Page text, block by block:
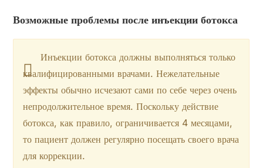
Возможные проблемы после инъекции ботокса
Инъекции ботокса должны выполняться только
квалифицированными врачами. Нежелательные
эффекты обычно исчезают сами по себе через очень
непродолжительное время. Поскольку действие
ботокса, как правило, ограничивается 4 месяцами,
то пациент должен регулярно посещать своего врача
для коррекции.